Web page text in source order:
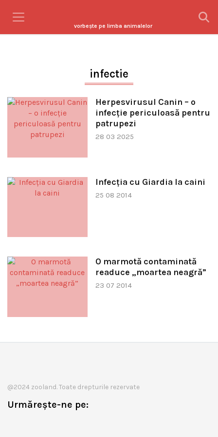
vorbeşte pe limba animalelor
infectie
Herpesvirusul Canin – o
infecție periculoasă pentru
patrupezi
28 03 2025
Infecţia cu Giardia la caini
25 08 2014
O marmotă contaminată
readuce „moartea neagră”
23 07 2014
@2024 zooland. Toate drepturile rezervate
Urmărește-ne pe: